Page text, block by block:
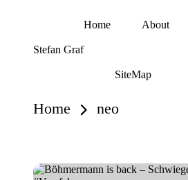
Stefan Graf
Home About
SiteMap
Home neo